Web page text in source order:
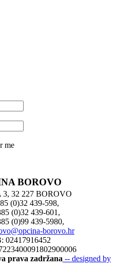
me
BOROVO
32 227 BOROVO
(0)32 439-598,
(0)32 439-601,
(0)99 439-5980,
borovo.hr
02417916452
prava zadržana -- designed by